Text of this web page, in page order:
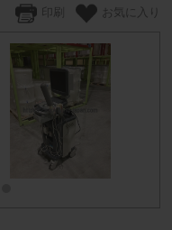
お気に入り
印刷